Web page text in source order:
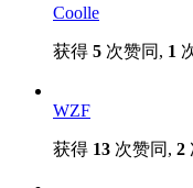
Coolle
获得 5 次赞同, 1
WZF
获得 13 次赞同, 2